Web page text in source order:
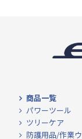
商品一覧
パワーツール
ツリーケア
防護用品/作業